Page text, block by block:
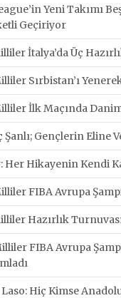
Yeni Takımı
Geçiriyor
İtalya’da Üç
Sırbistan’ı Yenerek
İlk Maçında
Şanlı; Gençlerin Eline
Her Hikayenin Kendi
FIBA Avrupa
Hazırlık
FIBA Avrupa
Hiç Kimse